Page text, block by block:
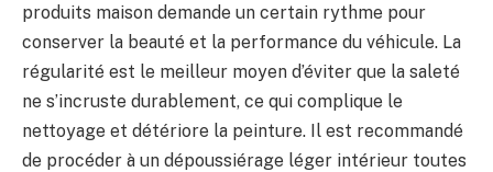
produits maison demande un certain rythme pour
conserver la beauté et la performance du véhicule. La
régularité est le meilleur moyen d’éviter que la saleté
ne s’incruste durablement, ce qui complique le
nettoyage et détériore la peinture. Il est recommandé
de procéder à un dépoussiérage léger intérieur toutes